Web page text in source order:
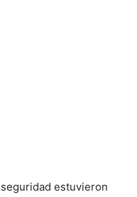
estuvieron